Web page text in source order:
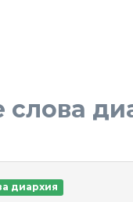
слова
диархия